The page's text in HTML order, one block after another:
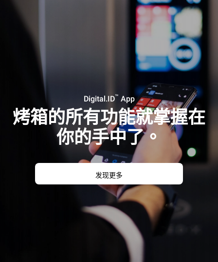
Digital.ID™ App
烤箱的所有功能就掌握在
你的手中了。
发现更多